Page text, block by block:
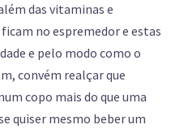
das vitaminas e
no espremedor e estas
e pelo modo como o
convém realçar que
copo mais do que uma
quiser mesmo beber um